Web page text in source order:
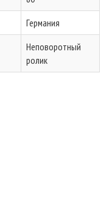
Германия
Неповоротный
ролик